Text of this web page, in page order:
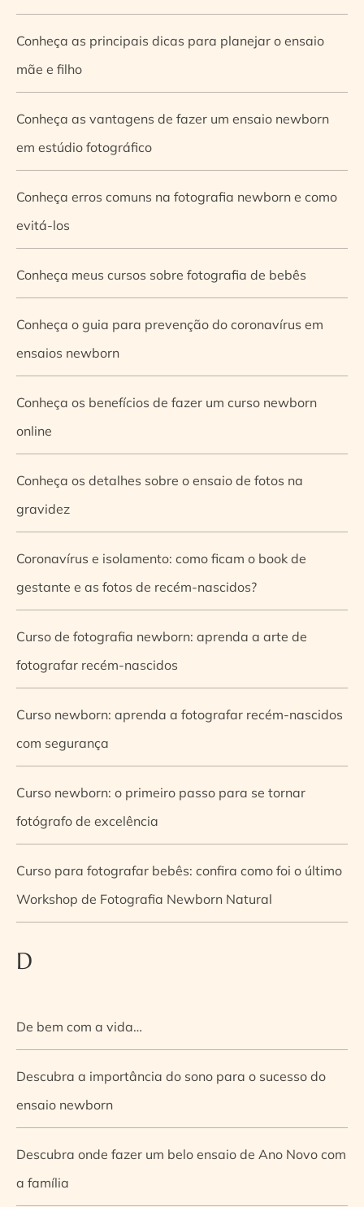
Conheça as principais dicas para planejar o ensaio
mãe e filho
Conheça as vantagens de fazer um ensaio newborn
em estúdio fotográfico
Conheça erros comuns na fotografia newborn e como
evitá-los
Conheça meus cursos sobre fotografia de bebês
Conheça o guia para prevenção do coronavírus em
ensaios newborn
Conheça os benefícios de fazer um curso newborn
online
Conheça os detalhes sobre o ensaio de fotos na
gravidez
Coronavírus e isolamento: como ficam o book de
gestante e as fotos de recém-nascidos?
Curso de fotografia newborn: aprenda a arte de
fotografar recém-nascidos
Curso newborn: aprenda a fotografar recém-nascidos
com segurança
Curso newborn: o primeiro passo para se tornar
fotógrafo de excelência
Curso para fotografar bebês: confira como foi o último
Workshop de Fotografia Newborn Natural
D
De bem com a vida…
Descubra a importância do sono para o sucesso do
ensaio newborn
Descubra onde fazer um belo ensaio de Ano Novo com
a família